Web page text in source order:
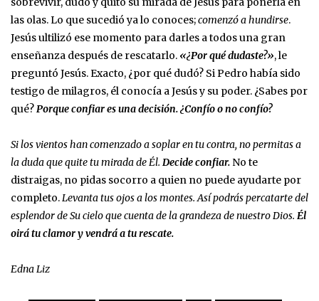
las olas. Lo que sucedió ya lo conoces;comenzó a hundirse.
Jesús ultilizó ese momento para darles a todos una gran
enseñanza después de rescatarlo. «¿Por qué dudaste?», le
preguntó Jesús. Exacto, ¿por qué dudó? Si Pedro había sido
testigo de milagros, él conocía a Jesús y su poder. ¿Sabes por
qué?Porque confiar es una decisión. ¿Confío o no confío?
Si los vientos han comenzado a soplar en tu contra, no permitas a
la duda que quite tu mirada de Él. Decide confiar. No te
distraigas, no pidas socorro a quien no puede ayudarte por
completo.Levanta tus ojos a los montes. Así podrás percatarte del
esplendor de Su cielo que cuenta de la grandeza de nuestro Dios. Él
oirá tu clamor y vendrá a tu rescate.
Edna Liz